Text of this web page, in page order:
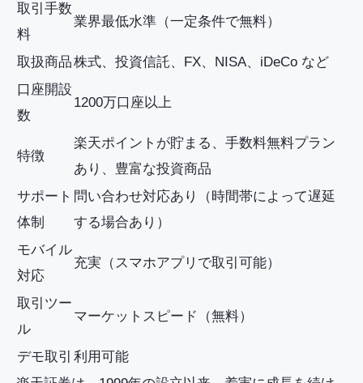
取引手数
料
業界最低水準（一定条件で無料）
取扱商品株式、投資信託、FX、NISA、iDeCo など
口座開設
数
1200万口座以上
特徴
楽天ポイントが貯まる、手数料無料プラン
あり、豊富な投資商品
サポート
体制
問い合わせ対応あり（時間帯によって遅延
する場合あり）
モバイル
対応
充実（スマホアプリで取引可能）
取引ツー
ル
マーケットスピード（無料）
デモ取引 利用可能